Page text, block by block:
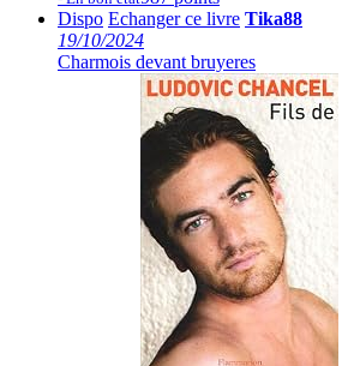
Dispo Echanger ce livre Tika88
19/10/2024
Charmois devant bruyeres